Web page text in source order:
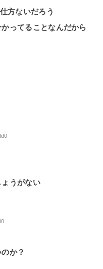
方ないだろう
ってることなんだから
うがない
か？